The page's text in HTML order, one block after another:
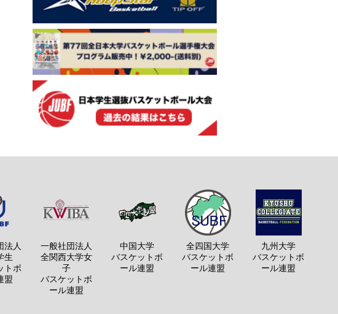
法人
生
トボ
盟
一般社団法人
全関西大学女
子
バスケットボ
ール連盟
中国大学
バスケットボ
ール連盟
全四国大学
バスケットボ
ール連盟
九州大学
バスケットボ
ール連盟